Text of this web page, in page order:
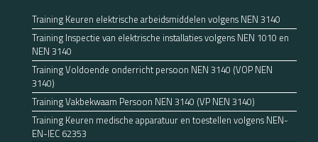
Training Keuren elektrische arbeidsmiddelen volgens NEN 3140
Training Inspectie van elektrische installaties volgens NEN 1010 en
NEN 3140
Training Voldoende onderricht persoon NEN 3140 (VOP NEN
3140)
Training Vakbekwaam Persoon NEN 3140 (VP NEN 3140)
Training Keuren medische apparatuur en toestellen volgens NEN-
EN-IEC 62353